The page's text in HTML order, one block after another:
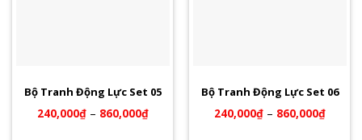
Bộ Tranh Động Lực Set 05
240,000₫– 860,000₫
Bộ Tranh Động Lực Set 06
240,000₫– 860,000₫